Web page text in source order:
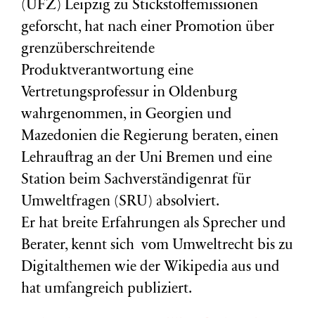
(UFZ) Leipzig zu Stickstoffemissionen
geforscht, hat nach einer Promotion über
grenzüberschreitende
Produktverantwortung eine
Vertretungsprofessur in Oldenburg
wahrgenommen, in Georgien und
Mazedonien die Regierung beraten, einen
Lehrauftrag an der Uni Bremen und eine
Station beim Sachverständigenrat für
Umweltfragen (SRU) absolviert.
Er hat breite Erfahrungen als Sprecher und
Berater, kennt sich vom Umweltrecht bis zu
Digitalthemen wie der Wikipedia aus und
hat umfangreich publiziert.